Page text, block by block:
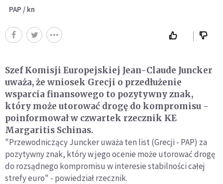
PAP / kn
Szef Komisji Europejskiej Jean-Claude Juncker
uważa, że wniosek Grecji o przedłużenie
wsparcia finansowego to pozytywny znak,
który może utorować drogę do kompromisu -
poinformował w czwartek rzecznik KE
Margaritis Schinas.
"Przewodniczący Juncker uważa ten list (Grecji - PAP) za
pozytywny znak, który w jego ocenie może utorować drogę
do rozsądnego kompromisu w interesie stabilności całej
strefy euro" - powiedział rzecznik.